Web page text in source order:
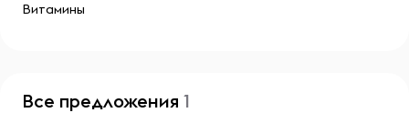
Витамины
Все предложения 1